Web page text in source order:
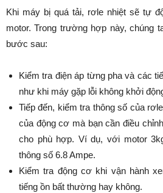
Khi máy bị quá tải, rơle nhiệt sẽ tự
motor. Trong trường hợp này, chúng
bước sau:
Kiểm tra điện áp từng pha và các
như khi máy gặp lỗi không khởi
Tiếp đến, kiểm tra thông số của
của động cơ mà bạn cần điều
cho phù hợp. Ví dụ, với motor
thông số 6.8 Ampe.
Kiểm tra động cơ khi vận hành
tiếng ồn bất thường hay không.